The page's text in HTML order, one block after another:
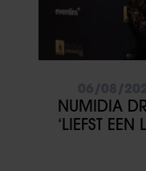
NUMIDIA
‘LIEFST EEN